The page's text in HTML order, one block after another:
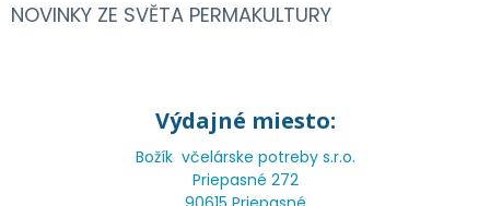
NOVINKY ZE SVĚTA PERMAKULTURY
Výdajné miesto:
Božík včelárske potreby s.r.o.
Priepasné 272